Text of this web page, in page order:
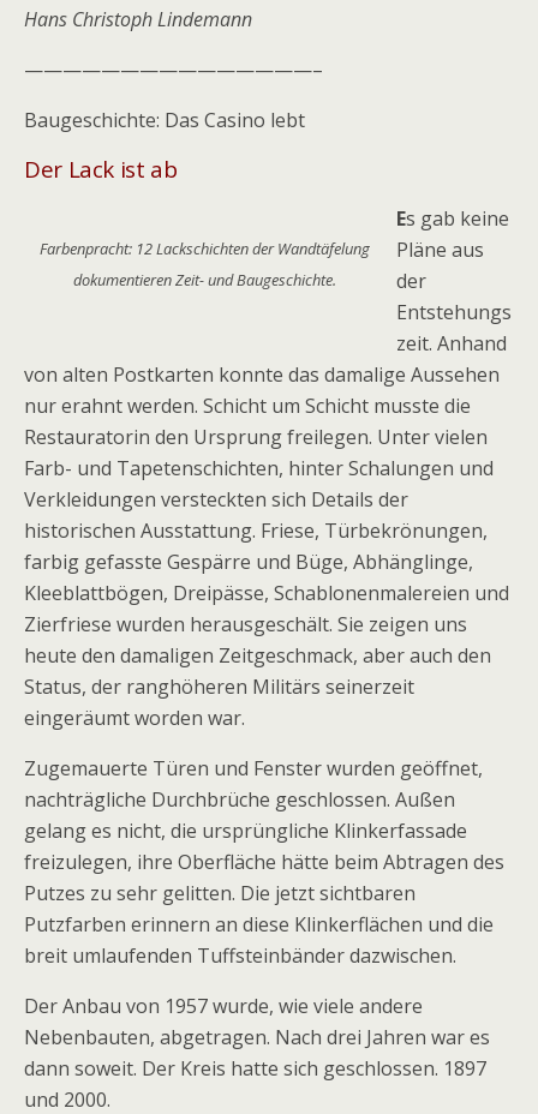
Hans Christoph Lindemann
———————————————–
Baugeschichte: Das Casino lebt
Der Lack ist ab
Farbenpracht: 12 Lackschichten der Wandtäfelung
dokumentieren Zeit- und Baugeschichte.
Es gab keine
Pläne aus
der
Entstehungs
zeit. Anhand
von alten Postkarten konnte das damalige Aussehen
nur erahnt werden. Schicht um Schicht musste die
Restauratorin den Ursprung freilegen. Unter vielen
Farb- und Tapetenschichten, hinter Schalungen und
Verkleidungen versteckten sich Details der
historischen Ausstattung. Friese, Türbekrönungen,
farbig gefasste Gespärre und Büge, Abhänglinge,
Kleeblattbögen, Dreipässe, Schablonenmalereien und
Zierfriese wurden herausgeschält. Sie zeigen uns
heute den damaligen Zeitgeschmack, aber auch den
Status, der ranghöheren Militärs seinerzeit
eingeräumt worden war.
Zugemauerte Türen und Fenster wurden geöffnet,
nachträgliche Durchbrüche geschlossen. Außen
gelang es nicht, die ursprüngliche Klinkerfassade
freizulegen, ihre Oberfläche hätte beim Abtragen des
Putzes zu sehr gelitten. Die jetzt sichtbaren
Putzfarben erinnern an diese Klinkerflächen und die
breit umlaufenden Tuffsteinbänder dazwischen.
Der Anbau von 1957 wurde, wie viele andere
Nebenbauten, abgetragen. Nach drei Jahren war es
dann soweit. Der Kreis hatte sich geschlossen. 1897
und 2000.